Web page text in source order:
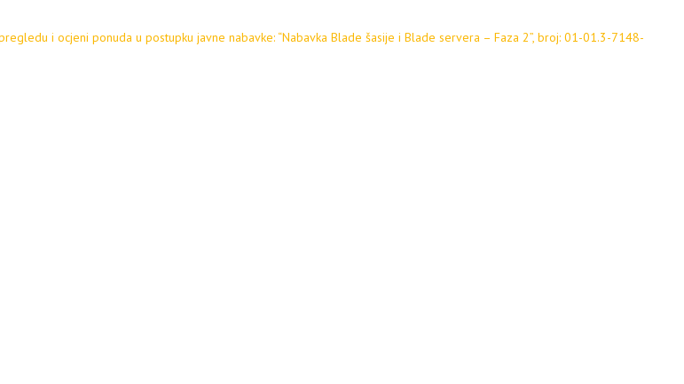
i ocjeni ponuda u postupku javne nabavke: “Nabavka Blade šasije i Blade servera – Faza 2”, broj: 01-01.3-7148-